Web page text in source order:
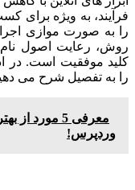
فرآیند، به ویژه برای
را به صورت موازی
روش، رعایت اصول نام
را به تفصیل شرح می
معرفی 5 مورد
وردپرس!